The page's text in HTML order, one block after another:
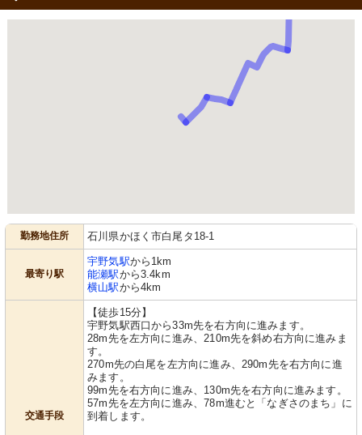
勤務地住所 石川県かほく市白尾タ18-1
最寄り駅
宇野気駅から1km
能瀬駅から3.4km
横山駅から4km
交通手段
【徒歩15分】
宇野気駅西口から33m先を右方向に進みます。
28m先を左方向に進み、210m先を斜め右方向に進みま
す。
270m先の白尾を左方向に進み、290m先を右方向に進
みます。
99m先を右方向に進み、130m先を右方向に進みます。
57m先を左方向に進み、78m進むと「なぎさのまち」に
到着します。